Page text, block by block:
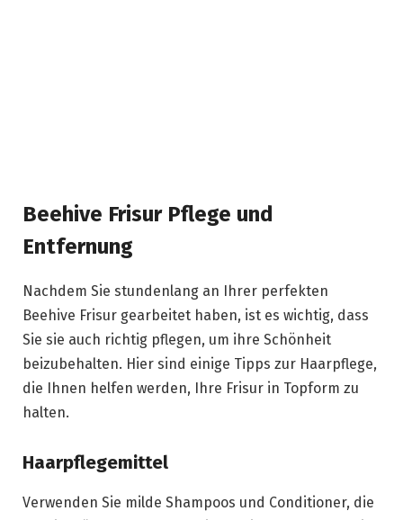
Beehive Frisur Pflege und
Entfernung
Nachdem Sie stundenlang an Ihrer perfekten
Beehive Frisur gearbeitet haben, ist es wichtig, dass
Sie sie auch richtig pflegen, um ihre Schönheit
beizubehalten. Hier sind einige Tipps zur Haarpflege,
die Ihnen helfen werden, Ihre Frisur in Topform zu
halten.
Haarpflegemittel
Verwenden Sie milde Shampoos und Conditioner, die